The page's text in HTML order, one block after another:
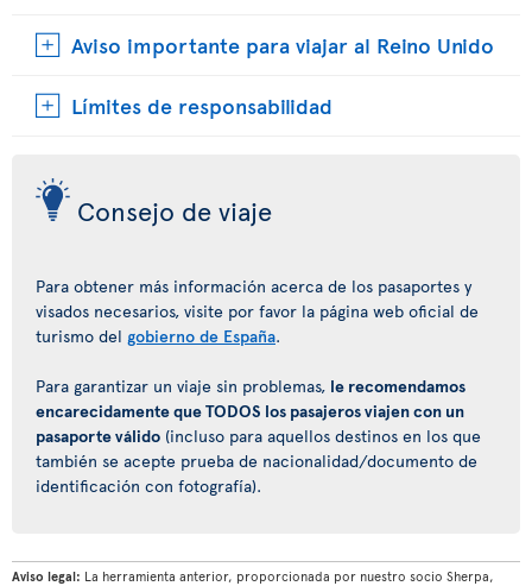
Aviso importante para viajar al Reino Unido
Límites de responsabilidad
Consejo de viaje
Para obtener más información acerca de los pasaportes y
visados necesarios, visite por favor la página web oficial de
turismo del gobierno de España.
Para garantizar un viaje sin problemas, le recomendamos
encarecidamente que TODOS los pasajeros viajen con un
pasaporte válido (incluso para aquellos destinos en los que
también se acepte prueba de nacionalidad/documento de
identificación con fotografía).
Aviso legal: La herramienta anterior, proporcionada por nuestro socio Sherpa,